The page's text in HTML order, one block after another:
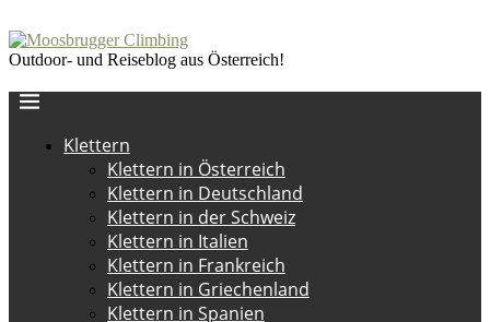
Outdoor- und Reiseblog aus Österreich!
Klettern
Klettern in Österreich
Klettern in Deutschland
Klettern in der Schweiz
Klettern in Italien
Klettern in Frankreich
Klettern in Griechenland
Klettern in Spanien